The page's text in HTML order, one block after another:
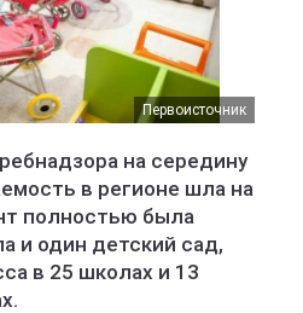
Первоисточник
на середину
в регионе шла на
полностью была
и один детский сад,
в 25 школах и 13